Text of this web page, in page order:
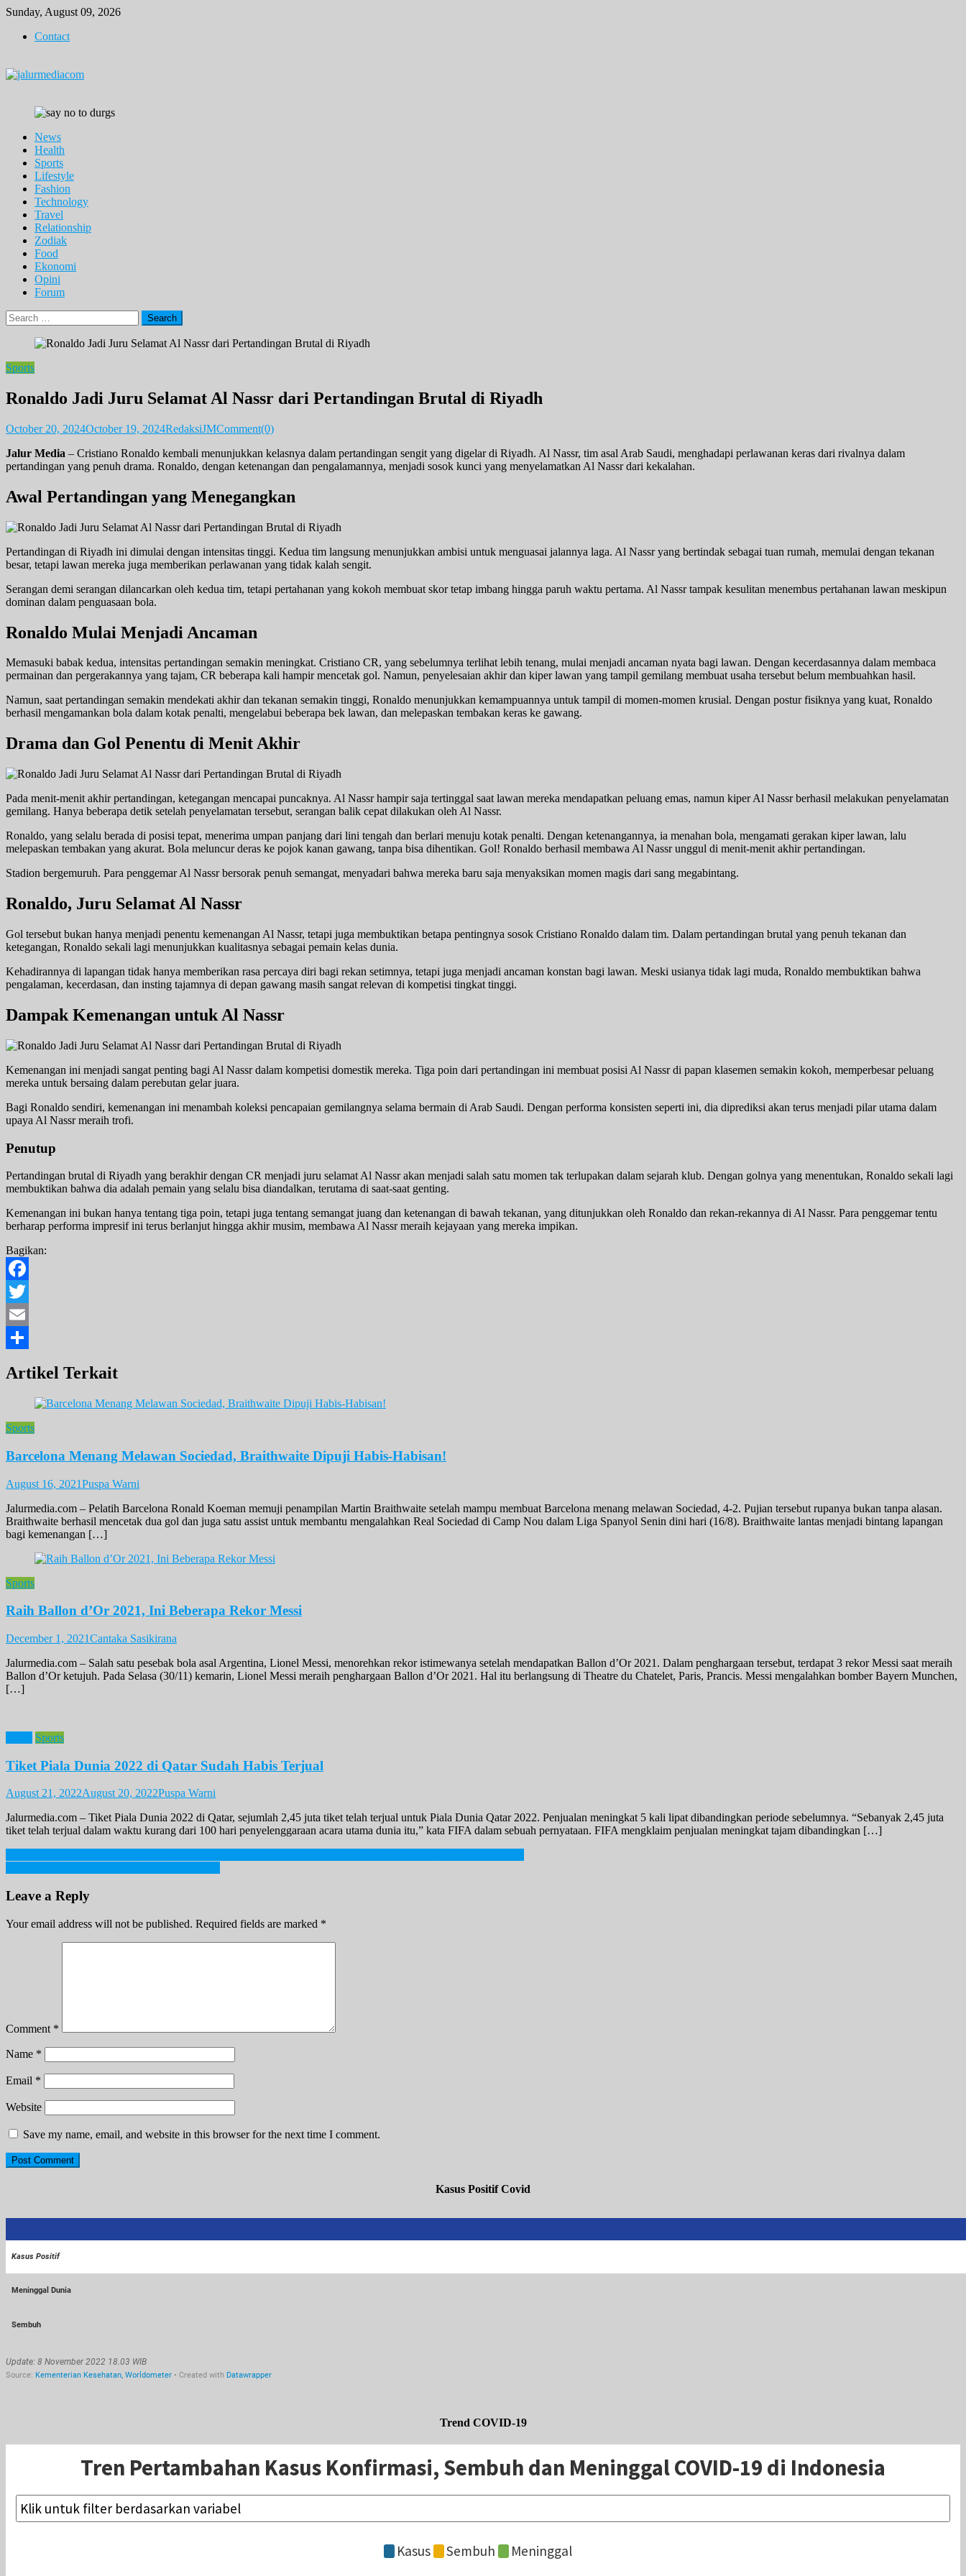
Skip
content
Sunday, August 09, 2026
Contact
News
Health
Sports
Lifestyle
Fashion
Technology
Travel
Relationship
Zodiak
Food
Ekonomi
Opini
Forum
Search
for:
Sports
Ronaldo Jadi Juru Selamat Al Nassr dari Pertandingan Brutal di Riyadh
October 20, 2024October 19, 2024RedaksiJMComment(0)
Jalur Media – Cristiano Ronaldo kembali menunjukkan kelasnya dalam pertandingan sengit yang digelar di Riyadh. Al Nassr, tim asal Arab Saudi, menghadapi perlawanan keras dari rivalnya dalam
pertandingan yang penuh drama. Ronaldo, dengan ketenangan dan pengalamannya, menjadi sosok kunci yang menyelamatkan Al Nassr dari kekalahan.
Awal Pertandingan yang Menegangkan
Pertandingan di Riyadh ini dimulai dengan intensitas tinggi. Kedua tim langsung menunjukkan ambisi untuk menguasai jalannya laga. Al Nassr yang bertindak sebagai tuan rumah, memulai dengan tekanan
besar, tetapi lawan mereka juga memberikan perlawanan yang tidak kalah sengit.
Serangan demi serangan dilancarkan oleh kedua tim, tetapi pertahanan yang kokoh membuat skor tetap imbang hingga paruh waktu pertama. Al Nassr tampak kesulitan menembus pertahanan lawan meskipun
dominan dalam penguasaan bola.
Ronaldo Mulai Menjadi Ancaman
Memasuki babak kedua, intensitas pertandingan semakin meningkat. Cristiano CR, yang sebelumnya terlihat lebih tenang, mulai menjadi ancaman nyata bagi lawan. Dengan kecerdasannya dalam membaca
permainan dan pergerakannya yang tajam, CR beberapa kali hampir mencetak gol. Namun, penyelesaian akhir dan kiper lawan yang tampil gemilang membuat usaha tersebut belum membuahkan hasil.
Namun, saat pertandingan semakin mendekati akhir dan tekanan semakin tinggi, Ronaldo menunjukkan kemampuannya untuk tampil di momen-momen krusial. Dengan postur fisiknya yang kuat, Ronaldo
berhasil mengamankan bola dalam kotak penalti, mengelabui beberapa bek lawan, dan melepaskan tembakan keras ke gawang.
Drama dan Gol Penentu di Menit Akhir
Pada menit-menit akhir pertandingan, ketegangan mencapai puncaknya. Al Nassr hampir saja tertinggal saat lawan mereka mendapatkan peluang emas, namun kiper Al Nassr berhasil melakukan penyelamatan
gemilang. Hanya beberapa detik setelah penyelamatan tersebut, serangan balik cepat dilakukan oleh Al Nassr.
Ronaldo, yang selalu berada di posisi tepat, menerima umpan panjang dari lini tengah dan berlari menuju kotak penalti. Dengan ketenangannya, ia menahan bola, mengamati gerakan kiper lawan, lalu
melepaskan tembakan yang akurat. Bola meluncur deras ke pojok kanan gawang, tanpa bisa dihentikan. Gol! Ronaldo berhasil membawa Al Nassr unggul di menit-menit akhir pertandingan.
Stadion bergemuruh. Para penggemar Al Nassr bersorak penuh semangat, menyadari bahwa mereka baru saja menyaksikan momen magis dari sang megabintang.
Ronaldo, Juru Selamat Al Nassr
Gol tersebut bukan hanya menjadi penentu kemenangan Al Nassr, tetapi juga membuktikan betapa pentingnya sosok Cristiano Ronaldo dalam tim. Dalam pertandingan brutal yang penuh tekanan dan
ketegangan, Ronaldo sekali lagi menunjukkan kualitasnya sebagai pemain kelas dunia.
Kehadirannya di lapangan tidak hanya memberikan rasa percaya diri bagi rekan setimnya, tetapi juga menjadi ancaman konstan bagi lawan. Meski usianya tidak lagi muda, Ronaldo membuktikan bahwa
pengalaman, kecerdasan, dan insting tajamnya di depan gawang masih sangat relevan di kompetisi tingkat tinggi.
Dampak Kemenangan untuk Al Nassr
Kemenangan ini menjadi sangat penting bagi Al Nassr dalam kompetisi domestik mereka. Tiga poin dari pertandingan ini membuat posisi Al Nassr di papan klasemen semakin kokoh, memperbesar peluang
mereka untuk bersaing dalam perebutan gelar juara.
Bagi Ronaldo sendiri, kemenangan ini menambah koleksi pencapaian gemilangnya selama bermain di Arab Saudi. Dengan performa konsisten seperti ini, dia diprediksi akan terus menjadi pilar utama dalam
upaya Al Nassr meraih trofi.
Penutup
Pertandingan brutal di Riyadh yang berakhir dengan CR menjadi juru selamat Al Nassr akan menjadi salah satu momen tak terlupakan dalam sejarah klub. Dengan golnya yang menentukan, Ronaldo sekali lagi
membuktikan bahwa dia adalah pemain yang selalu bisa diandalkan, terutama di saat-saat genting.
Kemenangan ini bukan hanya tentang tiga poin, tetapi juga tentang semangat juang dan ketenangan di bawah tekanan, yang ditunjukkan oleh Ronaldo dan rekan-rekannya di Al Nassr. Para penggemar tentu
berharap performa impresif ini terus berlanjut hingga akhir musim, membawa Al Nassr meraih kejayaan yang mereka impikan.
Bagikan:
Facebook
Twitter
Email
Artikel Terkait
Sports
Barcelona Menang Melawan Sociedad, Braithwaite Dipuji Habis-Habisan!
August 16, 2021Puspa Warni
Jalurmedia.com – Pelatih Barcelona Ronald Koeman memuji penampilan Martin Braithwaite setelah mampu membuat Barcelona menang melawan Sociedad, 4-2. Pujian tersebut rupanya bukan tanpa alasan.
Braithwaite berhasil mencetak dua gol dan juga satu assist untuk membantu mengalahkan Real Sociedad di Camp Nou dalam Liga Spanyol Senin dini hari (16/8). Braithwaite lantas menjadi bintang lapangan
bagi kemenangan […]
Sports
Raih Ballon d’Or 2021, Ini Beberapa Rekor Messi
December 1, 2021Cantaka Sasikirana
Jalurmedia.com – Salah satu pesebak bola asal Argentina, Lionel Messi, menorehkan rekor istimewanya setelah mendapatkan Ballon d’Or 2021. Dalam penghargaan tersebut, terdapat 3 rekor Messi saat meraih
Ballon d’Or ketujuh. Pada Selasa (30/11) kemarin, Lionel Messi meraih penghargaan Ballon d’Or 2021. Hal itu berlangsung di Theatre du Chatelet, Paris, Prancis. Messi mengalahkan bomber Bayern Munchen,
[…]
Sports
Tiket Piala Dunia 2022 di Qatar Sudah Habis Terjual
August 21, 2022August 20, 2022Puspa Warni
Jalurmedia.com – Tiket Piala Dunia 2022 di Qatar, sejumlah 2,45 juta tiket telah terjual untuk Piala Dunia Qatar 2022. Penjualan meningkat 5 kali lipat dibandingkan periode sebelumnya. “Sebanyak 2,45 juta
tiket telah terjual dalam waktu kurang dari 100 hari penyelenggaraan acara utama dunia itu,” kata FIFA dalam sebuah pernyataan. FIFA mengklaim penjualan meningkat tajam dibandingkan […]
Post
navigation
Leave a Reply
Your email address will not be published. Required fields are marked *
Comment *
Name *
Email *
Website
Save my name, email, and website in this browser for the next time I comment.
Kasus Positif Covid
Trend COVID-19